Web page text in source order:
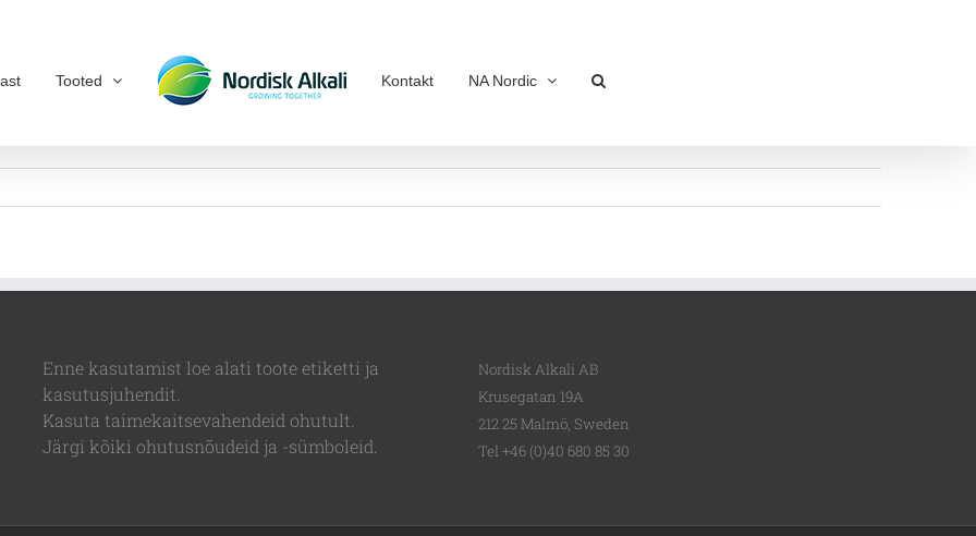
Tooted Kontakt NA Nordic
Enne kasutamist loe alati toote etiketti ja
kasutusjuhendit.
Kasuta taimekaitsevahendeid ohutult.
Järgi kõiki ohutusnõudeid ja -sümboleid.
Nordisk Alkali AB
Krusegatan 19A
212 25 Malmö, Sweden
Tel +46 (0)40 680 85 30